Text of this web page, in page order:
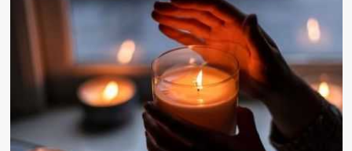
Чахлова
Полтавська
міськрада
передала
бійцям
розслідування